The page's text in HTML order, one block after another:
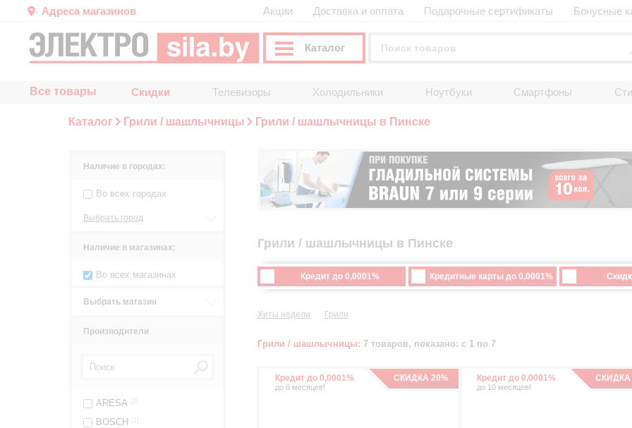
Адреса магазинов Акции Доставка и оплата Подарочные сертификаты Бонусные
Каталог
Все товары Скидки Телевизоры Холодильники Ноутбуки Смартфоны
Каталог Грили / шашлычницы Грили / шашлычницы в Пинске
Наличие в городах:
Во всех городах
Выбрать город
Наличие в магазинах:
Во всех магазинах
Выбрать магазин
Производители
ARESA
BOSCH
Грили / шашлычницы в Пинске
Кредит до 0,0001% Кредитные карты до 0,0001%
Хиты недели Грили
Грили / шашлычницы: 7 товаров, показано: с 1 по 7
Кредит до 0,0001%
до 6 месяцев!
СКИДКА 20% Кредит до 0,0001%
до 10 месяцев!
СКИДКА